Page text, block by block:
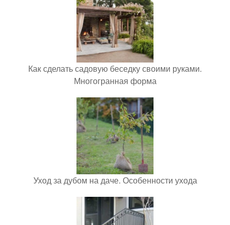
Как сделать садовую беседку своими руками.
Многогранная форма
Уход за дубом на даче. Особенности ухода